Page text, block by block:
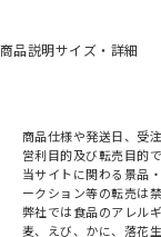
商品説明サイズ・詳細
商品仕様や発送日、受
営利目的及び転売目的
当サイトに関わる景品
ークション等の転売は
弊社では食品のアレル
麦、えび、かに、落花